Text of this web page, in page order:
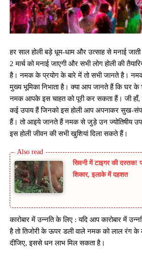
हर साल होली बड़े धूम-धाम और उत्साह से मनाई जाती
2 मार्च को मनाई जाएगी और सभी लोग होली की
है। नमक के प्रयोग के बारे में तो सभी जानते है।
मुख्य भूमिका निभाता है। क्या आप जानते हैं कि घर के
नमक आपके इस चाहत को पूरी कर सकता हैं। जी हाँ,
कई उपाय हैं जिनको इस होली आप अपनाकर सुख-
हैं। तो आइये जानते हैं नमक से जुड़े उन ज्योतिषीय
इस होली जीवन की सभी खुशियां दिला सकते हैं।
सिवनी में टाइगर की दस्तक!
शिकार, इलाके में दहशत
कारोबार में उन्नति के लिए : यदि आप कारोबार में
है तो तिजोरी के ऊपर डली वाले नमक को लाल रंग
दीजिए, इससे धन लाभ मिल सकता है।